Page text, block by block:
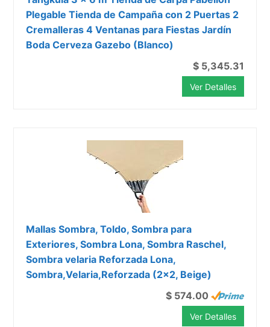
Plegable Tienda de Campaña con 2 Puertas 2
Cremalleras 4 Ventanas para Fiestas Jardín
Boda Cerveza Gazebo (Blanco)
$ 5,345.31
Ver Detalles
Mallas Sombra, Toldo, Sombra para
Exteriores, Sombra Lona, Sombra Raschel,
Sombra velaria Reforzada Lona,
Sombra,Velaria,Reforzada (2x2, Beige)
$ 574.00
Ver Detalles